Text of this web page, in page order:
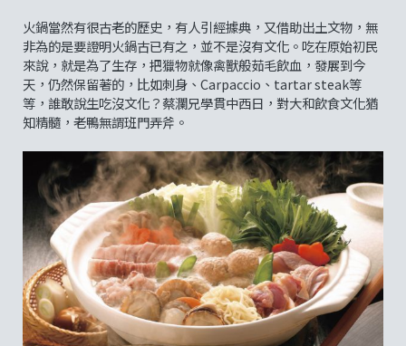
火鍋當然有很古老的歷史，有人引經據典，又借助出土文物，無
非為的是要證明火鍋古已有之，並不是沒有文化。吃在原始初民
來說，就是為了生存，把獵物就像禽獸般茹毛飲血，發展到今
天，仍然保留著的，比如刺身、Carpaccio、tartar steak等
等，誰敢說生吃沒文化？蔡瀾兄學貫中西日，對大和飲食文化猶
知精髓，老鴨無謂班門弄斧。